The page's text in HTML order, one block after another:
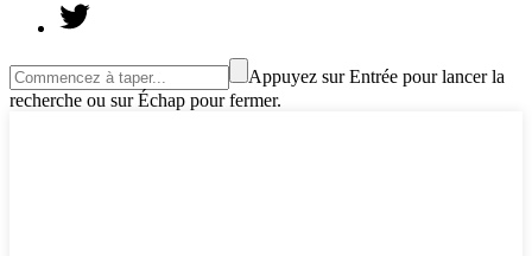
Appuyez sur Entrée pour lancer la
recherche ou sur Échap pour fermer.